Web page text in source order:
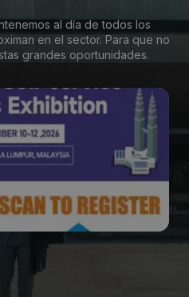
al día de todos los
en el sector. Para que no
grandes oportunidades.